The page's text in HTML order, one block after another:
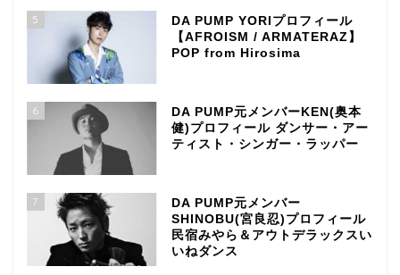
5
DA PUMP YORIプロフィール
【AFROISM / ARMATERAZ】
POP from Hirosima
6
DA PUMP元メンバーKEN(奥本
健)プロフィール ダンサー・アー
ティスト・シンガー・ラッパー
7
DA PUMP元メンバー
SHINOBU(宮良忍)プロフィール
民宿みやら＆アウトデラックスい
いねダンス